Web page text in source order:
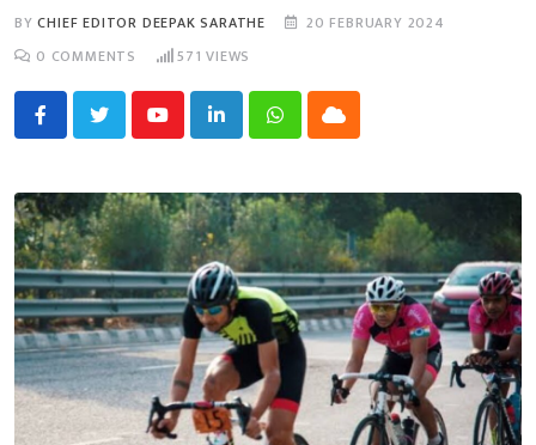
BYCHIEF EDITOR DEEPAK SARATHE
20 FEBRUARY 2024
0 COMMENTS 571 VIEWS
YoutubeLinkedInWhatsappCloud